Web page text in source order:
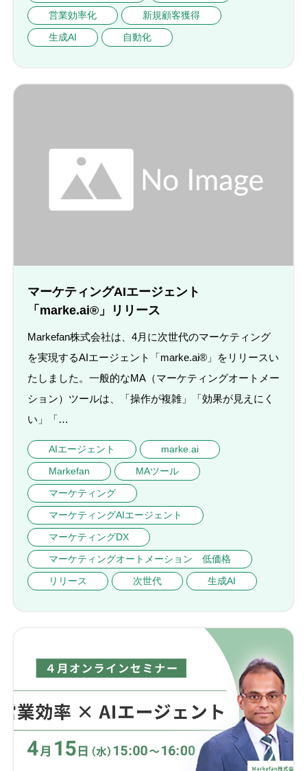
営業効率化
新規顧客獲得
生成AI
自動化
マーケティングAIエージェント
「marke.ai®」リリース
Markefan株式会社は、4月に次世代のマーケティング
を実現するAIエージェント「marke.ai®」をリリースい
たしました。一般的なMA（マーケティングオートメー
ション）ツールは、「操作が複雑」「効果が見えにく
い」「…
AIエージェント
marke.ai
Markefan
MAツール
マーケティング
マーケティングAIエージェント
マーケティングDX
マーケティングオートメーション 低価格
リリース
次世代 生成AI